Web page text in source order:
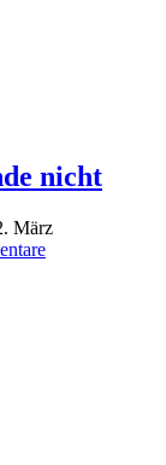
nicht
März